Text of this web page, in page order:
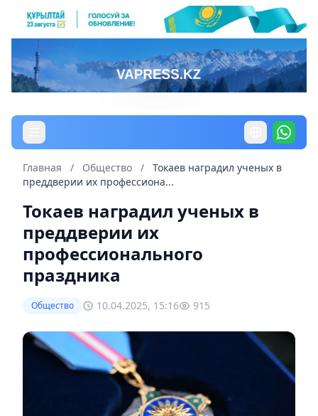
Главная / Общество /
Токаев наградил ученых в
преддверии их профессиона...
Токаев наградил ученых в
преддверии их
профессионального
праздника
Общество 10.04.2025, 15:16 915